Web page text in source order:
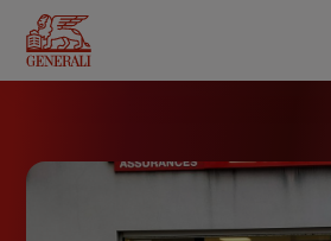
contenu
principal